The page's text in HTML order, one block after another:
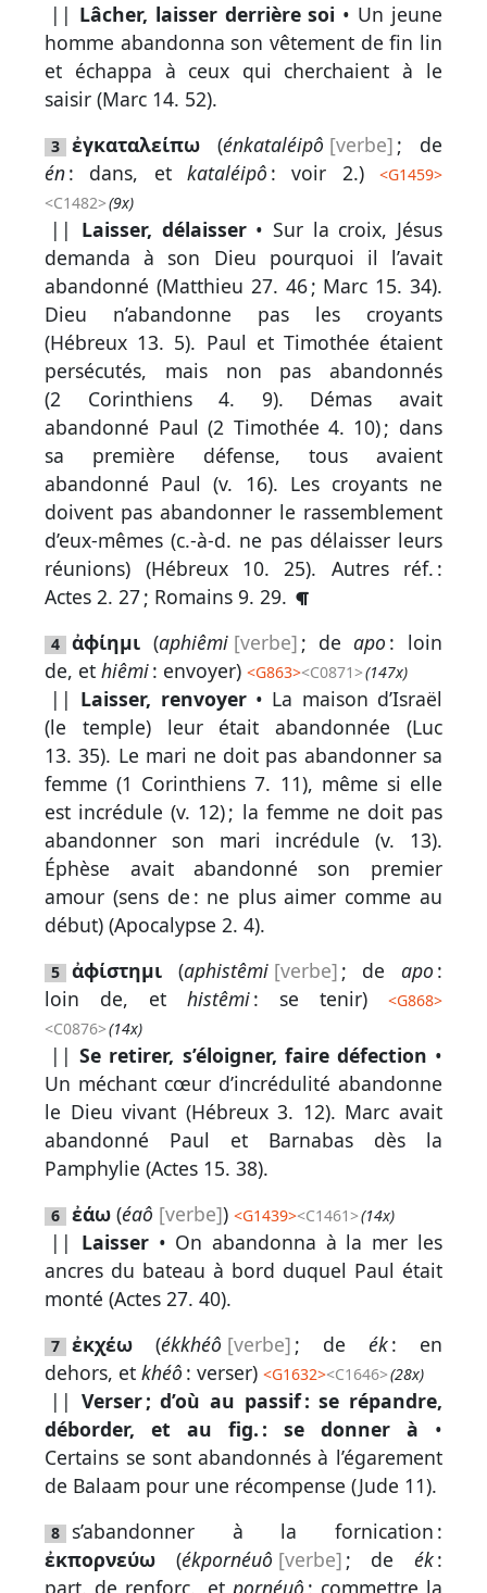
|| Lâcher, laisser derrière soi • Un jeune
homme abandonna son vêtement de fin lin
et échappa à ceux qui cherchaient à le
saisir (Marc 14. 52).
3 ἐγκαταλείπω (énkataléipô [verbe] ; de
én: dans, et kataléipô : voir 2.) <G1459>
<C1482>(9x)
|| Laisser, délaisser• Sur la croix, Jésus
demanda à son Dieu pourquoi il l’avait
abandonné (Matthieu 27. 46; Marc 15. 34).
Dieu n’abandonne pas les croyants
(Hébreux 13. 5). Paul et Timothée étaient
persécutés, mais non pas abandonnés
(2 Corinthiens 4. 9). Démas avait
abandonné Paul (2 Timothée 4. 10) ; dans
sa première défense, tous avaient
abandonné Paul (v. 16). Les croyants ne
doivent pas abandonner le rassemblement
d’eux-mêmes (c.-à-d. ne pas délaisser leurs
réunions) (Hébreux 10. 25). Autres réf. :
Actes 2. 27; Romains 9. 29.
4 ἀϕίημι (aphiêmi [verbe] ; deapo : loin
de, ethiêmi: envoyer)<G863><C0871>(147x)
|| Laisser, renvoyer• La maison d’Israël
(le temple) leur était abandonnée (Luc
13. 35). Le mari ne doit pas abandonner sa
femme (1 Corinthiens 7. 11), même si elle
est incrédule (v. 12) ; la femme ne doit pas
abandonner son mari incrédule (v. 13).
Éphèse avait abandonné son premier
amour (sens de : ne plus aimer comme au
début) (Apocalypse 2. 4).
5 ἀϕίστημι (aphistêmi [verbe] ; de apo :
loin de, et histêmi: se tenir) <G868>
<C0876>(14x)
||Se retirer, s’éloigner, faire défection •
Un méchant cœur d’incrédulité abandonne
le Dieu vivant (Hébreux 3. 12). Marc avait
abandonné Paul et Barnabas dès la
Pamphylie (Actes 15. 38).
6 ἐάω (éaô [verbe])<G1439><C1461>(14x)
|| Laisser• On abandonna à la mer les
ancres du bateau à bord duquel Paul était
monté (Actes 27. 40).
7 ἐκχέω (ékkhéô [verbe] ; de ék: en
dehors, etkhéô : verser)<G1632><C1646>(28x)
|| Verser ; d’où au passif : se répandre,
déborder, et au fig. : se donner à •
Certains se sont abandonnés à l’égarement
de Balaam pour une récompense (Jude 11).
8
s’abandonner à la fornication :
ἐκπορνεύω (ékpornéuô [verbe] ; de ék:
part. de renforc., et pornéuô : commettre la
Rechercher
par
lettre
Rechercher
par
mot
grec
Infos
complémentaires
Abréviations
Termes
non
retenus
Ouvrages
de
référence
Autres
supports
Exemplaire
papier
Nous
contacter
Signaler
une
erreur
Participer
coûts
site